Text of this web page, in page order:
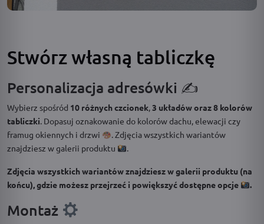
Stwórz własną tabliczkę
Personalizacja adresówki ✍️
Wybierz spośród 10 różnych czcionek,3 układów oraz 8 kolorów
tabliczki. Dopasuj oznakowanie do kolorów dachu, elewacji czy
framug okiennych i drzwi
. Zdjęcia wszystkich wariantów
znajdziesz w galerii produktu
.
Zdjęcia wszystkich wariantów znajdziesz w galerii produktu (na
końcu), gdzie możesz przejrzeć i powiększyć dostępne opcje
.
Montaż